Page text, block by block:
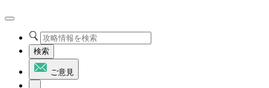
検索
ご意見